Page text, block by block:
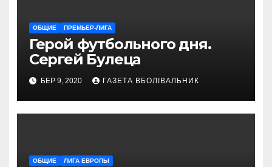
ОБЩИЕ ПРЕМЬЕР-ЛИГА
Герой футбольного дня.
Сергей Булеца
БЕР 9, 2020 ГАЗЕТА ВБОЛІВАЛЬНИК
ОБЩИЕ ЛИГА ЕВРОПЫ